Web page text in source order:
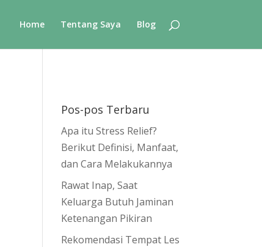
Home Tentang Saya Blog
Pos-pos Terbaru
Apa itu Stress Relief?
Berikut Definisi, Manfaat,
dan Cara Melakukannya
Rawat Inap, Saat
Keluarga Butuh Jaminan
Ketenangan Pikiran
Rekomendasi Tempat Les